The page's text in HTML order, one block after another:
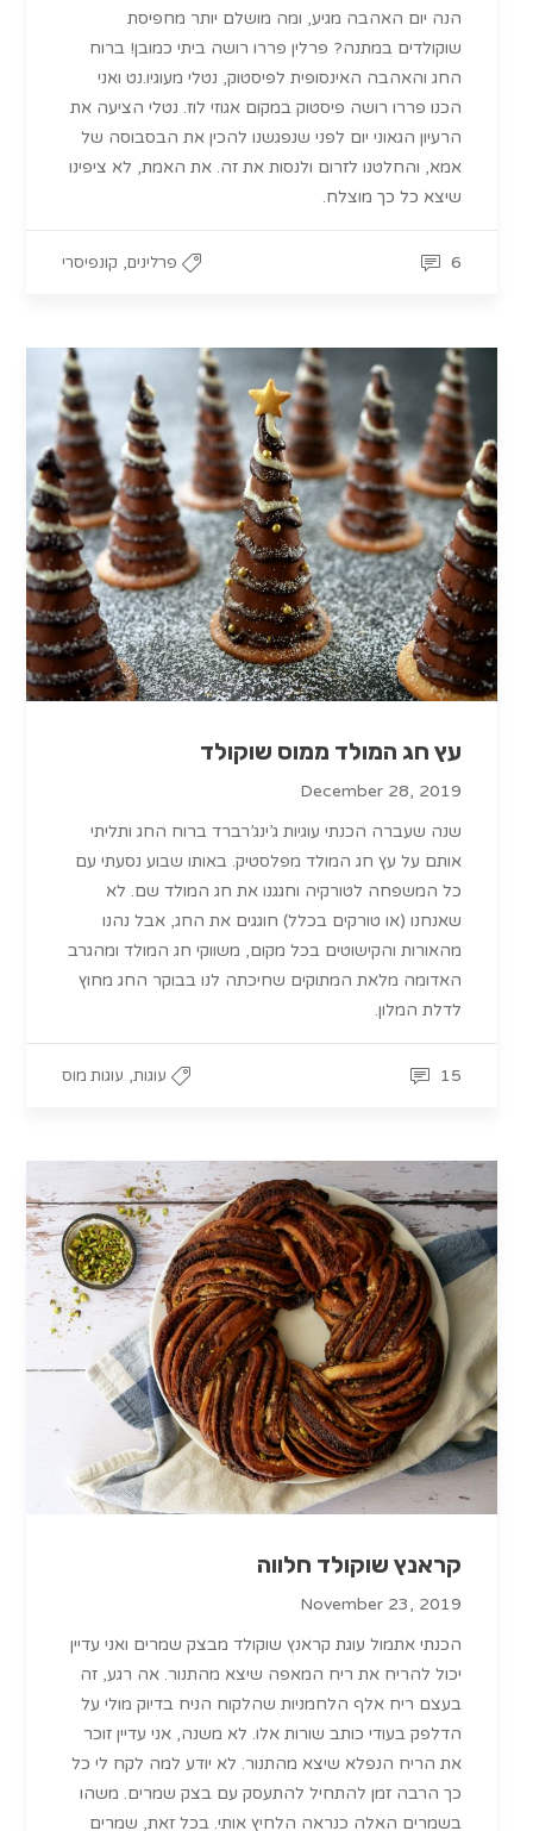
הנה יום האהבה מגיע, ומה מושלם יותר מחפיסת
שוקולדים במתנה? פרלין פררו רושה ביתי כמובן! ברוח
החג והאהבה האינסופית לפיסטוק, נטלי מעוגיו.נט ואני
הכנו פררו רושה פיסטוק במקום אגוזי לוז. נטלי הציעה את
הרעיון הגאוני יום לפני שנפגשנו להכין את הבסבוסה של
אמא, והחלטנו לזרום ולנסות את זה. את האמת, לא ציפינו
שיצא כל כך מוצלח.
פרלינים, קונפיסרי 6
עץ חג המולד ממוס שוקולד
December 28, 2019
שנה שעברה הכנתי עוגיות ג’ינג’רברד ברוח החג ותליתי
אותם על עץ חג המולד מפלסטיק. באותו שבוע נסעתי עם
כל המשפחה לטורקיה וחגגנו את חג המולד שם. לא
שאנחנו (או טורקים בכלל) חוגגים את החג, אבל נהנו
מהאורות והקישוטים בכל מקום, משווקי חג המולד ומהגרב
האדומה מלאת המתוקים שחיכתה לנו בבוקר החג מחוץ
לדלת המלון.
עוגות, עוגות מוס 15
קראנץ שוקולד חלווה
November 23, 2019
הכנתי אתמול עוגת קראנץ שוקולד מבצק שמרים ואני עדיין
יכול להריח את ריח המאפה שיצא מהתנור. אה רגע, זה
בעצם ריח אלף הלחמניות שהלקוח הניח בדיוק מולי על
הדלפק בעודי כותב שורות אלו. לא משנה, אני עדיין זוכר
את הריח הנפלא שיצא מהתנור. לא יודע למה לקח לי כל
כך הרבה זמן להתחיל להתעסק עם בצק שמרים. משהו
בשמרים האלה כנראה הלחיץ אותי. בכל זאת, שמרים